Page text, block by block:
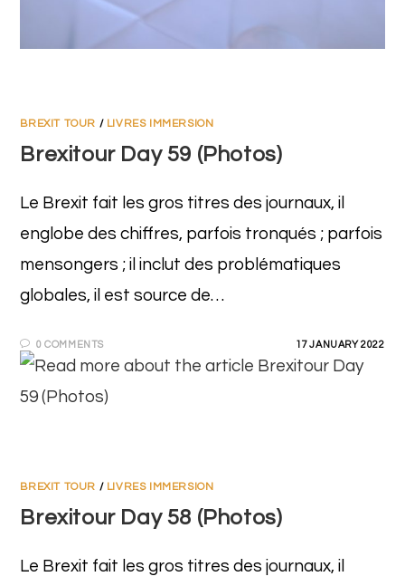
BREXIT TOUR / LIVRES IMMERSION
Brexitour Day 59 (Photos)
Le Brexit fait les gros titres des journaux, il
englobe des chiffres, parfois tronqués ; parfois
mensongers ; il inclut des problématiques
globales, il est source de…
0 COMMENTS 17 JANUARY 2022
BREXIT TOUR / LIVRES IMMERSION
Brexitour Day 58 (Photos)
Le Brexit fait les gros titres des journaux, il